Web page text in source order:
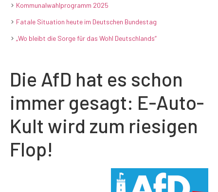
Kommunalwahlprogramm 2025
Fatale Situation heute im Deutschen Bundestag
„Wo bleibt die Sorge für das Wohl Deutschlands“
Die AfD hat es schon
immer gesagt: E-Auto-
Kult wird zum riesigen
Flop!